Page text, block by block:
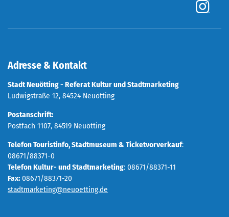
Adresse & Kontakt
Stadt Neuötting - Referat Kultur und Stadtmarketing
Ludwigstraße 12, 84524 Neuötting
Postanschrift:
Postfach 1107, 84519 Neuötting
Telefon Touristinfo, Stadtmuseum & Ticketvorverkauf:
08671/88371-0
Telefon Kultur- und Stadtmarketing: 08671/88371-11
Fax: 08671/88371-20
stadtmarketing@neuoetting.de